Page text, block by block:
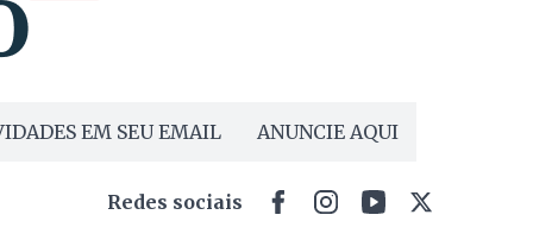
EM SEU EMAIL ANUNCIE AQUI
Redes sociais